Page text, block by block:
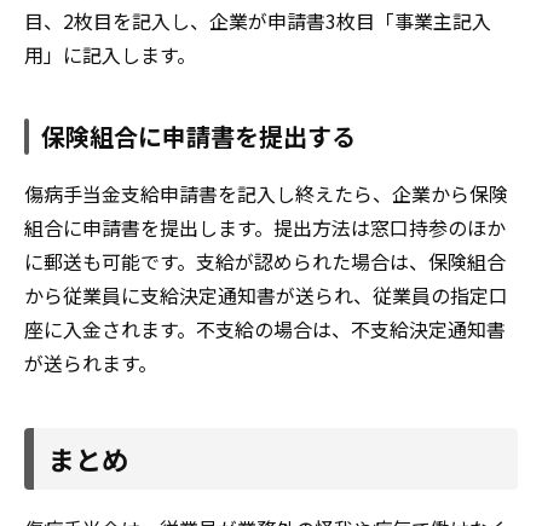
目、2枚目を記入し、企業が申請書3枚目「事業主記入
用」に記入します。
保険組合に申請書を提出する
傷病手当金支給申請書を記入し終えたら、企業から保険
組合に申請書を提出します。提出方法は窓口持参のほか
に郵送も可能です。支給が認められた場合は、保険組合
から従業員に支給決定通知書が送られ、従業員の指定口
座に入金されます。不支給の場合は、不支給決定通知書
が送られます。
まとめ